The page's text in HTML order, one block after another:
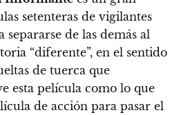
setenteras de vigilantes
separarse de las demás al
“diferente”, en el sentido
de tuerca que
esta película como lo que
de acción para pasar el